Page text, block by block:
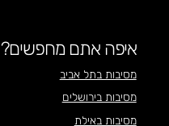
איפה אתם מחפשים?
מסיבות בתל אביב
מסיבות בירושלים
מסיבות באילת